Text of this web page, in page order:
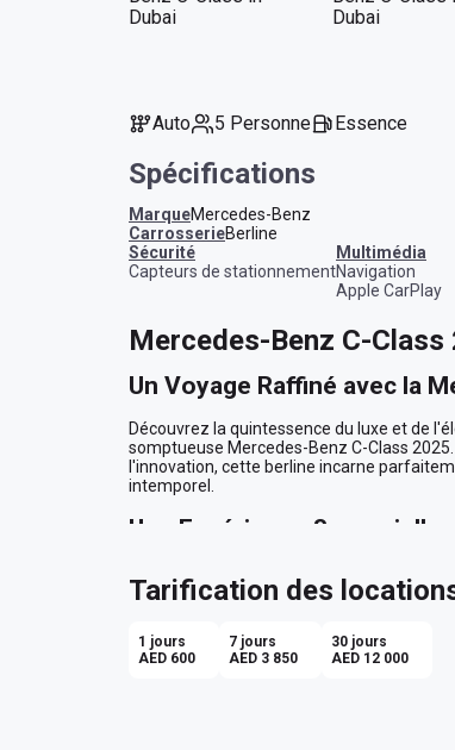
Auto 5 Personne Essence
Spécifications
MarqueMercedes-Benz
CarrosserieBerline
sécurité
Capteurs de stationnement
multimédia
Navigation
Apple CarPlay
Mercedes-Benz C-Class
Un Voyage Raffiné avec la
Découvrez la quintessence du luxe et de
somptueuse Mercedes-Benz C-Class
l'innovation, cette berline incarne
intemporel.
Une Expérience Sensorielle
par son allure élégante et moderne. Sa
conçus pour offrir un soutien optimal
Tarification des
1 jours
AED 600
7 jours
AED 3 850
30 jours
AED 12 000